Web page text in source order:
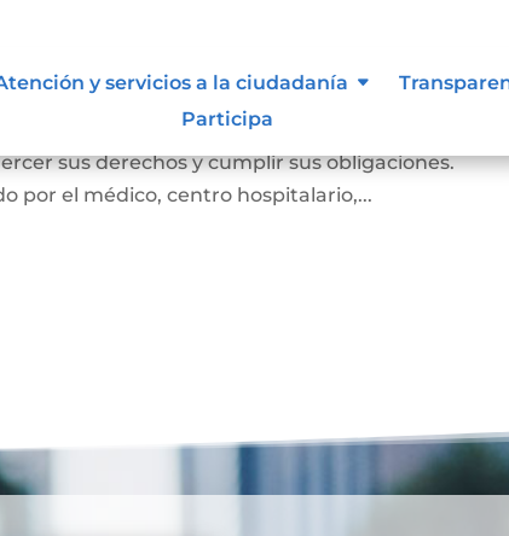
y servicios a la ciudadanía
Participa
cual la persona prueba ante la familia y la
sus derechos y cumplir sus obligaciones.
por el médico, centro hospitalario,...